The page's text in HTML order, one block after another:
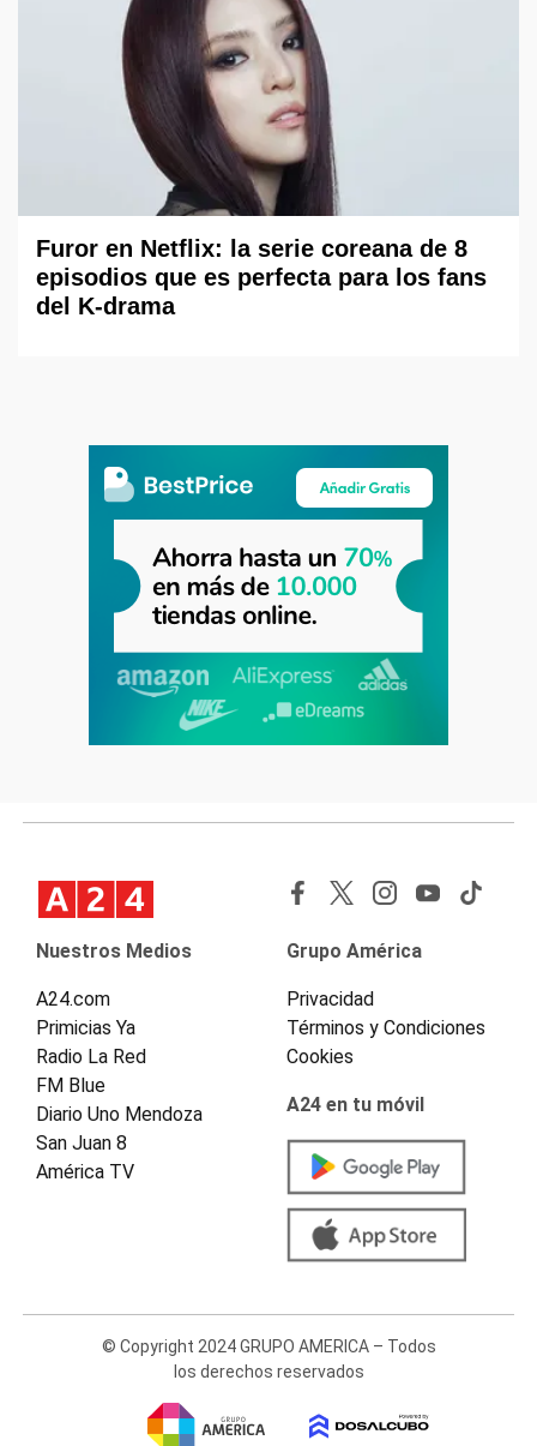
Furor en Netflix: la serie coreana de 8
episodios que es perfecta para los fans
del K-drama
Nuestros Medios
A24.com
Primicias Ya
Radio La Red
FM Blue
Diario Uno Mendoza
San Juan 8
América TV
Grupo América
Privacidad
Términos y Condiciones
Cookies
A24 en tu móvil
© Copyright 2024 GRUPO AMERICA – Todos
los derechos reservados